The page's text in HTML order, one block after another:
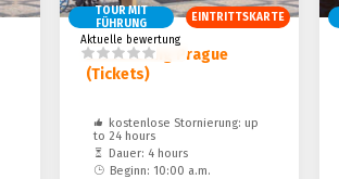
TOUR MIT
FÜHRUNG
EINTRITTSKARTE
Discovering Prague
(Tickets)
kostenlose Stornierung: up
to 24 hours
Dauer: 4 hours
Beginn: 10:00 a.m.
Aktuelle bewertung